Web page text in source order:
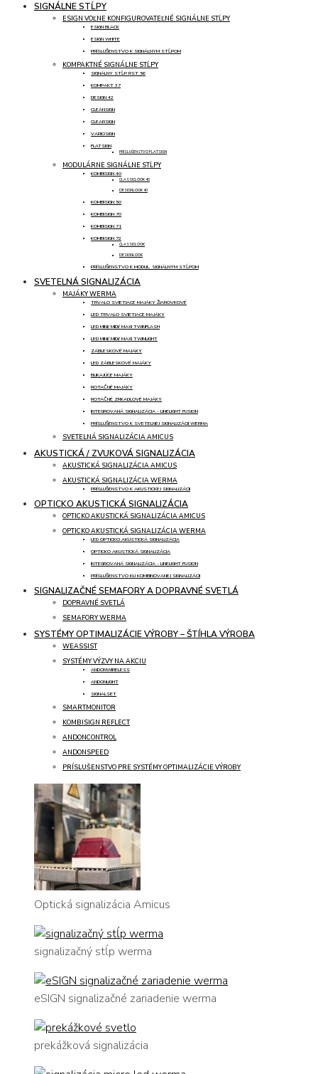
SIGNÁLNE STĹPY
ESIGN VOĽNE KONFIGUROVATEĽNÉ SIGNÁLNE STĹPY
ESIGN BLACK
ESIGN WHITE
PRÍSLUŠENSTVO K SIGNÁLNYM STĹPOM
KOMPAKTNÉ SIGNÁLNE STĹPY
SIGNÁLNY STĹP RST 56
KOMPAKT 37
DESIGN 42
CLEANSIGN
CLEARSIGN
VARIOSIGN
FLATSIGN
PRÍSLUŠENSTVO FLATSIGN
MODULÁRNE SIGNÁLNE STĹPY
KOMBISIGN 40
CLASSICLOOK 40
DESIGNLOOK 40
KOMBISIGN 50
KOMBISIGN 70
KOMBISIGN 71
KOMBISIGN 72
CLASSICLOOK
DESIGNLOOK
PRÍSLUŠENSTVO K MODUL. SIGNÁLNYM STĹPOM
SVETELNÁ SIGNALIZÁCIA
MAJÁKY WERMA
TRVALO SVIETIACE MAJÁKY ŽIAROVKOVÉ
LED TRVALO SVIETIACE MAJÁKY
LED MINI/ MIDI/ MAXI TWINFLASH
LED MINI/ MIDI/ MAXI TWINLIGHT
ZÁBLESKOVÉ MAJÁKY
LED ZÁBLESKOVÉ MAJÁKY
BLIKAJÚCE MAJÁKY
ROTAČNÉ MAJÁKY
ROTAČNÉ ZRKADLOVÉ MAJÁKY
INTEGROVANÁ SIGNALIZÁCIA - LINELIGHT FUSION
PRÍSLUŠENSTVO K SVETELNEJ SIGNALIZÁCII WERMA
SVETELNÁ SIGNALIZÁCIA AMICUS
AKUSTICKÁ / ZVUKOVÁ SIGNALIZÁCIA
AKUSTICKÁ SIGNALIZÁCIA AMICUS
AKUSTICKÁ SIGNALIZÁCIA WERMA
PRÍSLUŠENSTVO K AKUSTICKEJ SIGNALIZÁCII
OPTICKO AKUSTICKÁ SIGNALIZÁCIA
OPTICKO AKUSTICKÁ SIGNALIZÁCIA AMICUS
OPTICKO AKUSTICKÁ SIGNALIZÁCIA WERMA
LED OPTICKO AKUSTICKÁ SIGNALIZÁCIA
OPTICKO AKUSTICKÁ SIGNALIZÁCIA
INTEGROVANÁ SIGNALIZÁCIA - LINELIGHT FUSION
PRÍSLUŠENSTVO KU KOMBINOVANEJ SIGNALIZÁCII
SIGNALIZAČNÉ SEMAFORY A DOPRAVNÉ SVETLÁ
DOPRAVNÉ SVETLÁ
SEMAFORY WERMA
SYSTÉMY OPTIMALIZÁCIE VÝROBY – ŠTÍHLA VÝROBA
WEASSIST
SYSTÉMY VÝZVY NA AKCIU
ANDONWIRELESS
ANDONLIGHT
SIGNALSET
SMARTMONITOR
KOMBISIGN REFLECT
ANDONCONTROL
ANDONSPEED
PRÍSLUŠENSTVO PRE SYSTÉMY OPTIMALIZÁCIE VÝROBY
Optická signalizácia Amicus
signalizačný stĺp werma
eSIGN signalizačné zariadenie werma
prekážková signalizácia